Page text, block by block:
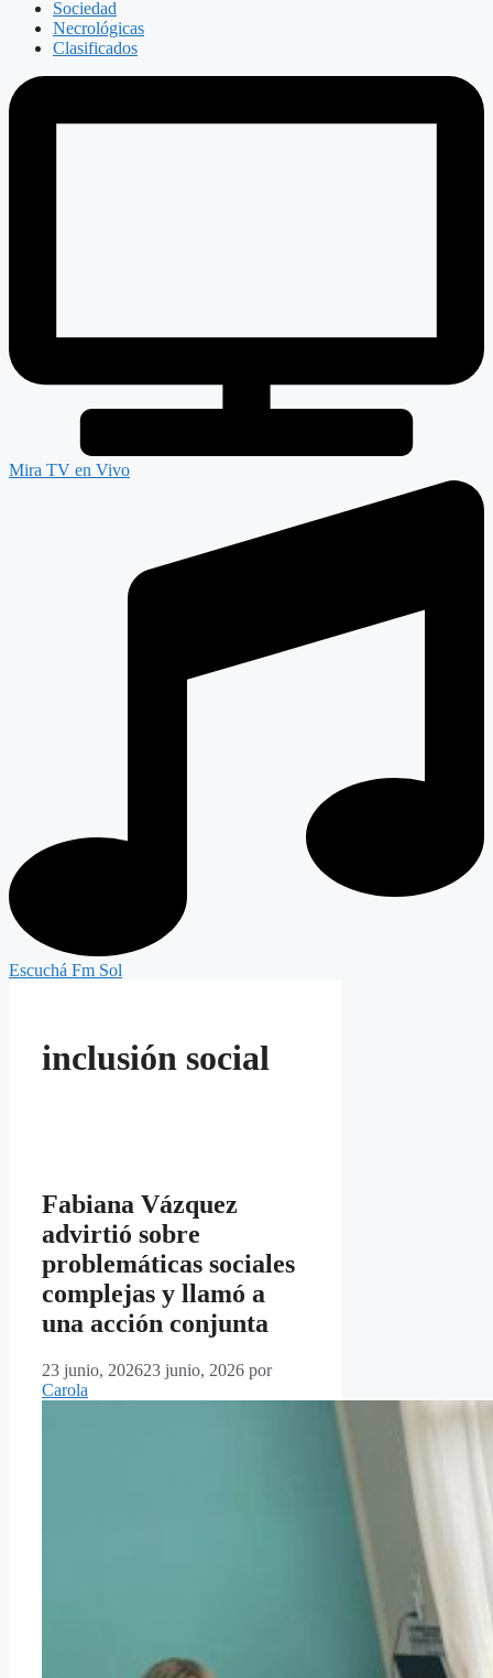
Sociedad
Necrológicas
Clasificados
Mira TV en Vivo
Escuchá Fm Sol
inclusión social
Fabiana Vázquez
advirtió sobre
problemáticas sociales
complejas y llamó a
una acción conjunta
23 junio, 202623 junio, 2026 por
Carola